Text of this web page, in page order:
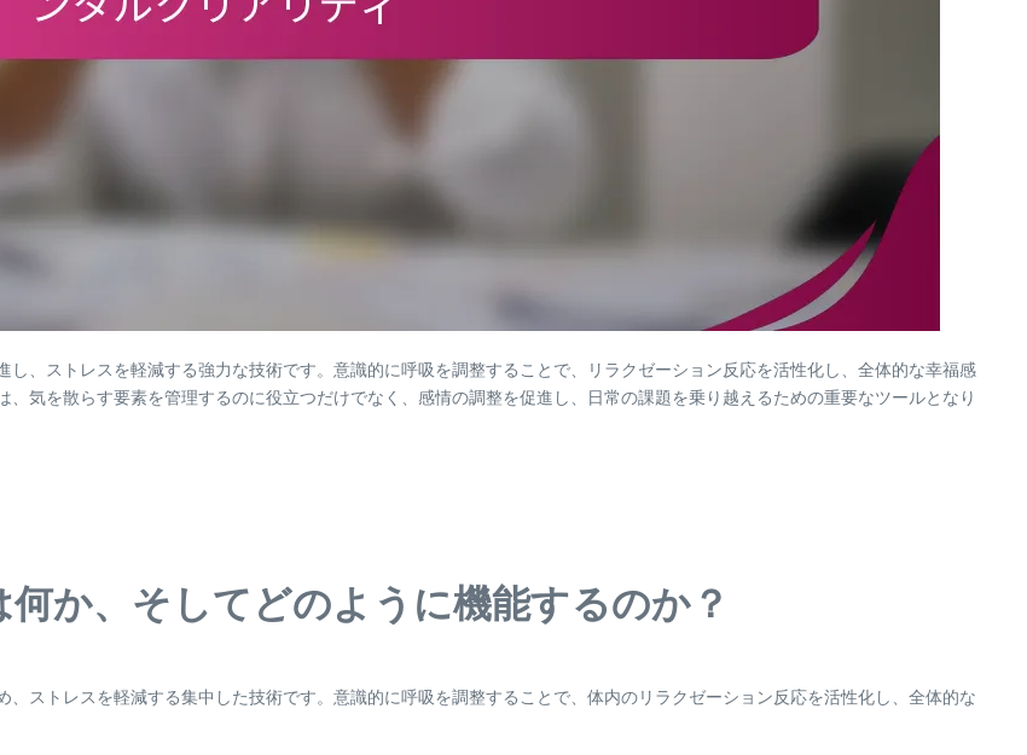
、ストレスを軽減する強力な技術です。意識的に呼吸を調整することで、リラクゼーション反応を活性化し、全体的な幸福感
気を散らす要素を管理するのに役立つだけでなく、感情の調整を促進し、日常の課題を乗り越えるための重要なツールとなり
か、そしてどのように機能するのか？
ストレスを軽減する集中した技術です。意識的に呼吸を調整することで、体内のリラクゼーション反応を活性化し、全体的な